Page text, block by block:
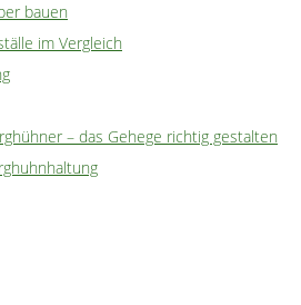
bauen
im Vergleich
– das Gehege richtig gestalten